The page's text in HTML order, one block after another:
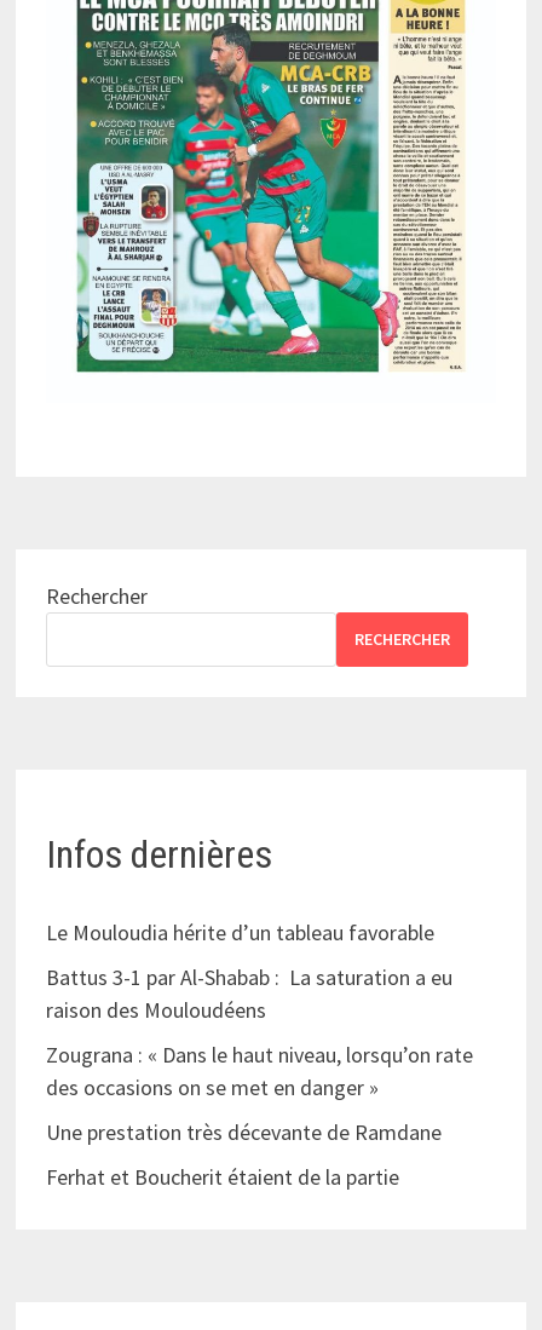
Rechercher
RECHERCHER
Infos dernières
Le Mouloudia hérite d’un tableau favorable
Battus 3-1 par Al-Shabab : La saturation a eu
raison des Mouloudéens
Zougrana : « Dans le haut niveau, lorsqu’on rate
des occasions on se met en danger »
Une prestation très décevante de Ramdane
Ferhat et Boucherit étaient de la partie